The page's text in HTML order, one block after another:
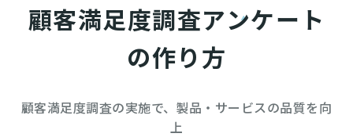
顧客満足度調査アンケート
の作り方
顧客満足度調査の実施で、製品・サービスの品質を向
上